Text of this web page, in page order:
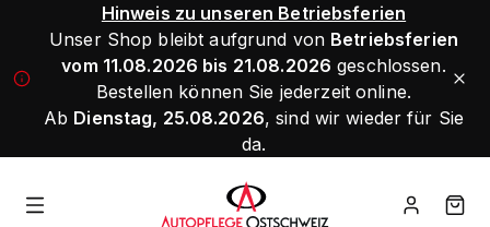
Hinweis zu unseren Betriebsferien
Unser Shop bleibt aufgrund von Betriebsferien
vom 11.08.2026 bis 21.08.2026 geschlossen.
Bestellen können Sie jederzeit online.
Ab Dienstag, 25.08.2026, sind wir wieder für Sie
da.